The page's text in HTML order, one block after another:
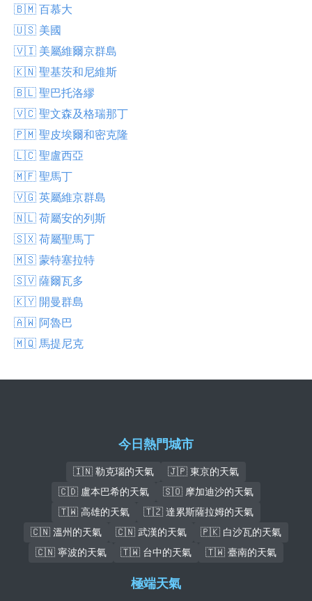
🇧🇲 百慕大
🇺🇸 美國
🇻🇮 美屬維爾京群島
🇰🇳 聖基茨和尼維斯
🇧🇱 聖巴托洛繆
🇻🇨 聖文森及格瑞那丁
🇵🇲 聖皮埃爾和密克隆
🇱🇨 聖盧西亞
🇲🇫 聖馬丁
🇻🇬 英屬維京群島
🇳🇱 荷屬安的列斯
🇸🇽 荷屬聖馬丁
🇲🇸 蒙特塞拉特
🇸🇻 薩爾瓦多
🇰🇾 開曼群島
🇦🇼 阿魯巴
🇲🇶 馬提尼克
今日熱門城市
🇮🇳 勒克瑙的天氣
🇯🇵 東京的天氣
🇨🇩 盧本巴希的天氣
🇸🇴 摩加迪沙的天氣
🇹🇼 高雄的天氣
🇹🇿 達累斯薩拉姆的天氣
🇨🇳 溫州的天氣
🇨🇳 武漢的天氣
🇵🇰 白沙瓦的天氣
🇨🇳 寧波的天氣
🇹🇼 台中的天氣 🇹🇼 臺南的天氣
極端天氣